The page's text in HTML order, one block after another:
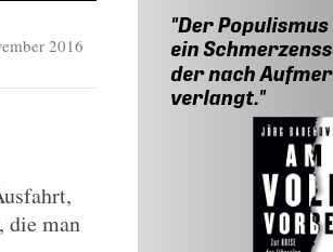
2016
die man